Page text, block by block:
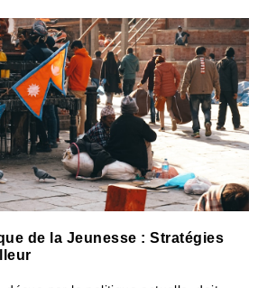
de la Jeunesse : Stratégies